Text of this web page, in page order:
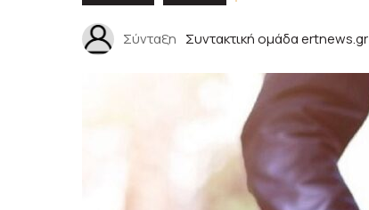
Σύνταξη Συντακτική ομάδα ertnews.gr